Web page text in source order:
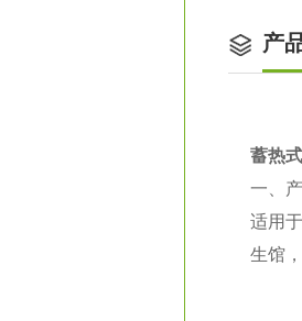
产
蓄热
一、
适用
生馆